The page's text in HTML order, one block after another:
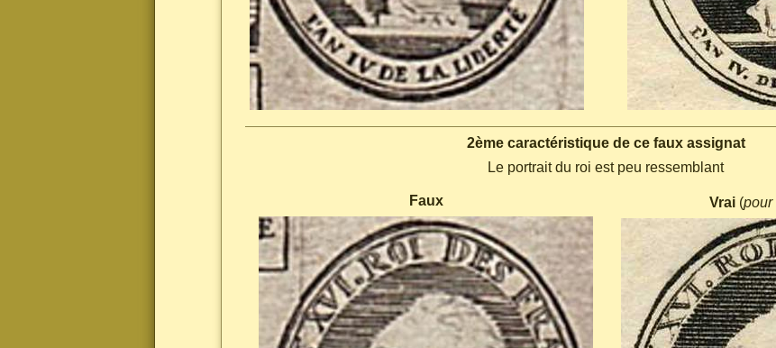
2ème caractéristique de ce faux assignat
Le portrait du roi est peu ressemblant
Faux Vrai (pour